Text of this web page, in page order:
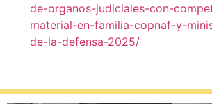
de-organos-judiciales-con-
material-en-familia-copnaf-y-
de-la-defensa-2025/